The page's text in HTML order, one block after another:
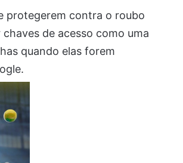
protegerem contra o roubo
de acesso como uma
quando elas forem